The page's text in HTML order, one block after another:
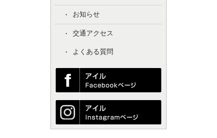
お知らせ
交通アクセス
よくある質問